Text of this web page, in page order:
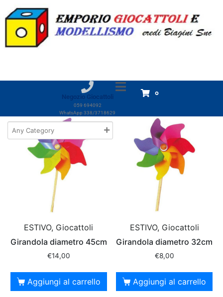
Negozio Giocattoli
059 694092
WhatsApp 338/3718629
0
Home Prodotti Giobas
Giobas
ESTIVO, Giocattoli
Girandola diametro 45cm
€14,00
Aggiungi al carrello
ESTIVO, Giocattoli
Girandola diametro 32cm
€8,00
Aggiungi al carrello